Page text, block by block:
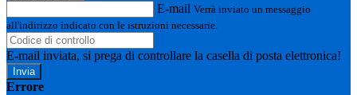
E-mail Verrà inviato un messaggio
all'indirizzo indicato con le istruzioni necessarie.
E-mail inviata, si prega di controllare la casella di posta elettronica!
Errore